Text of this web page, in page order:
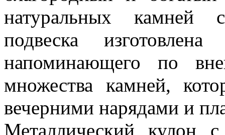
натуральных камней
подвеска
напоминающего по
множества камней,
вечерними нарядами и
Металлический кулон